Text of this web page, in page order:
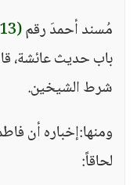
مُسند أحمدَ رقم(23513)
باب حديث عائشة،
شرط الشيخين.
ومنها:إخباره أن
لحاقاً: